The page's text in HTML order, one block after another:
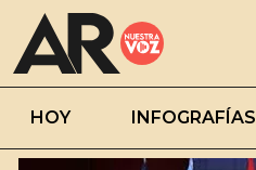
HOY INFOGRAFÍAS